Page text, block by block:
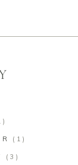
(1)
(3)